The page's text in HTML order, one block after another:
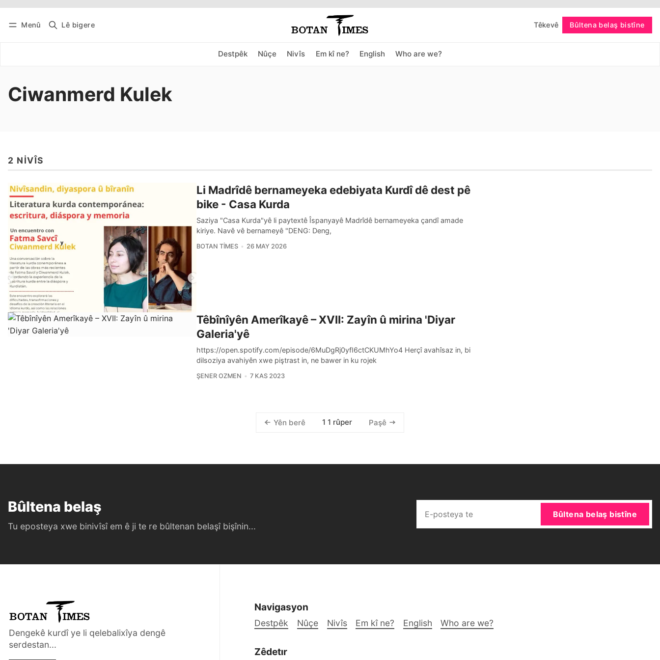
Menû Lê bigere Têkevê Bûltena belaş bistîne
Destpêk Nûçe Nivîs Em kî ne? English Who are we?
Têkevê Bûltena belaş bistîne bişopîne
Ciwanmerd Kulek
2 NIVÎS
Li Madrîdê bernameyeka edebiyata Kurdî dê dest pê
bike - Casa Kurda
Saziya "Casa Kurda"yê li paytextê Îspanyayê Madrîdê bernameyeka çandî amade
kiriye. Navê vê bernameyê "DENG: Deng,
BOTAN TIMES 26 MAY 2026
Têbînîyên Amerîkayê – XVII: Zayîn û mirina 'Diyar
Galeria'yê
https://open.spotify.com/episode/6MuDgRj0yfI6ctCKUMhYo4 Herçî avahîsaz in, bi
dilsoziya avahiyên xwe piştrast in, ne bawer in ku rojek
ŞENER OZMEN 7 KAS 2023
Yên berê 1 1 rûper Paşê
Bûltena belaş
Tu eposteya xwe binivîsî em ê ji te re bûltenan belaşî bişînin...
Bûltena belaş bistîne
Dengekê kurdî ye li qelebalixîya dengê
serdestan...
Navigasyon
Destpêk Nûçe Nivîs Em kî ne? English Who are we?
Zêdetır